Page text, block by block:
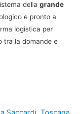
della grande
e pronto a
logistica per
tra la domande e